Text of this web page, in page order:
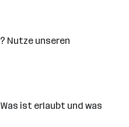
Nutze unseren
ist erlaubt und was